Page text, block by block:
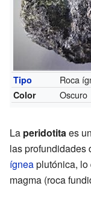
Tipo Roca
Color Oscuro
La peridotitaes
las profundidades
ígneaplutónica, lo
magma (roca